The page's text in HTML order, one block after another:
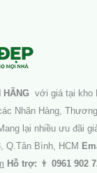
HÃNG với giá tại kho
Nhãn Hàng,
lại nhiều ưu đãi
Q.Tân Bình, HCM
Hỗ trợ: 👨 0961 902